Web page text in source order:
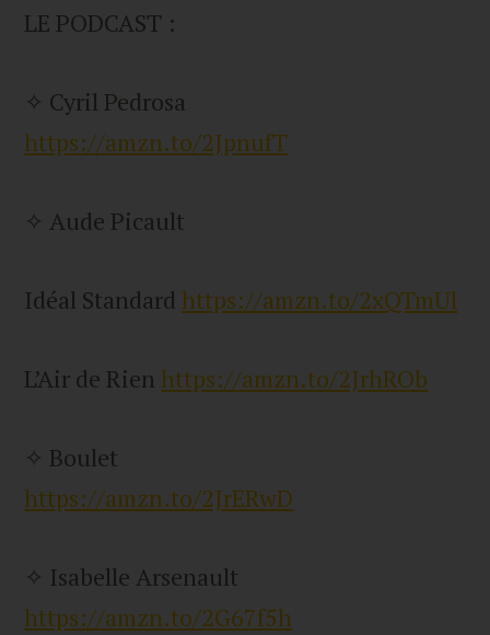
LE PODCAST :
✧ Cyril Pedrosa
https://amzn.to/2JpnufT
✧ Aude Picault
Idéal Standard https://amzn.to/2xQTmUl
L’Air de Rien https://amzn.to/2JrhROb
✧ Boulet
https://amzn.to/2JrERwD
✧ Isabelle Arsenault
https://amzn.to/2G67f5h